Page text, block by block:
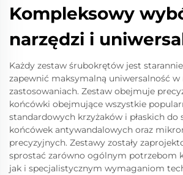
Kompleksowy
narzędzi i
Każdy zestaw śrubokrętów jest
zapewnić maksymalną uniwersalność w
zastosowaniach. Zestaw obejmuje
końcówki obejmujące wszystkie
standardowych krzyżaków i płaskich do
końcówek antywandalowych oraz
precyzyjnych. Zestawy zostały
sprostać zarówno ogólnym potrzebom
jak i specjalistycznym wymaganiom